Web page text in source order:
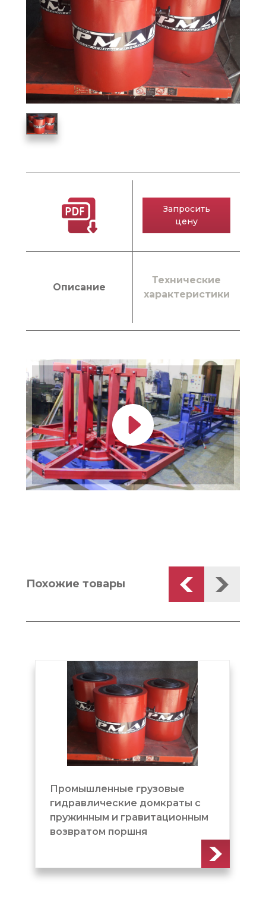
Описание
Технические
характеристики
Запросить
цену
Похожие товары
Промышленные грузовые
гидравлические домкраты с
пружинным и гравитационным
возвратом поршня